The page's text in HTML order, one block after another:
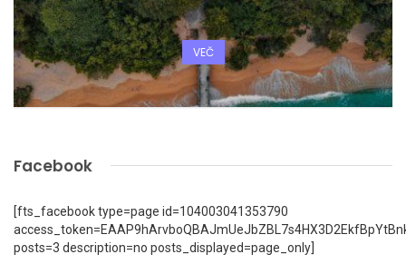
VEČ
Facebook
[fts_facebook type=page id=104003041353790
posts=3 description=no posts_displayed=page_only]